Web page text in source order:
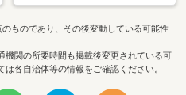
ものであり、その後変動している可能性
関の所要時間も掲載後変更されている可
各自治体等の情報をご確認ください。